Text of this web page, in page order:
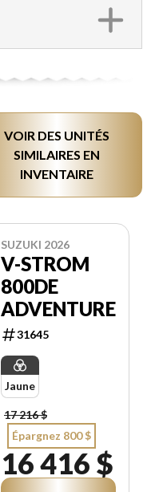
VOIR DES UNITÉS
SIMILAIRES EN
INVENTAIRE
SUZUKI 2026
V-STROM
800DE
ADVENTURE
31645
Jaune
17 216 $
Épargnez 800 $
16 416 $